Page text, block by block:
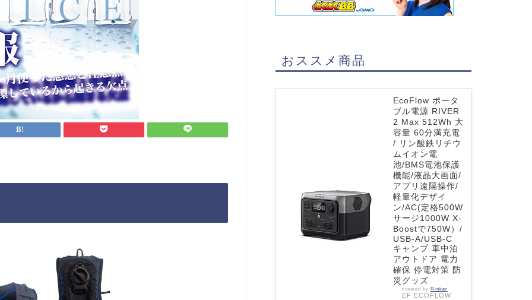
おススメ商品
EcoFlow ポータ
ブル電源 RIVER
2 Max 512Wh 大
容量 60分満充電
/ リン酸鉄リチウ
ムイオン電
池/BMS電池保護
機能/液晶大画面/
アプリ遠隔操作/
軽量化デザイ
ン/AC(定格500W
サージ1000W X-
Boostで750W）/
USB-A/USB-C
キャンプ 車中泊
アウトドア 電力
確保 停電対策 防
災グッズ
created by Rinker
EF ECOFLOW